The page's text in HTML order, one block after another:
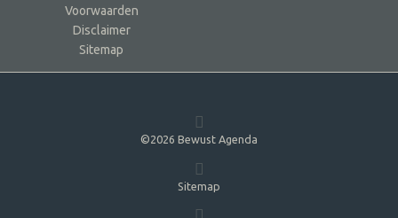
Voorwaarden
Disclaimer
Sitemap
©2026 Bewust Agenda
Sitemap